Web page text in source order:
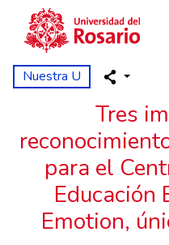
Pasar al contenido principal
Nuestra U
Tres
para el
Educación
Emotion,